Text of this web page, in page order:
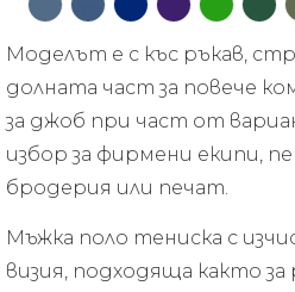
Мъжка поло тениска с
визия, подходяща както за
Моделът е с къс ръкав,
долната част за повече
за джоб при част от
избор за фирмени екипи,
бродерия или печат.